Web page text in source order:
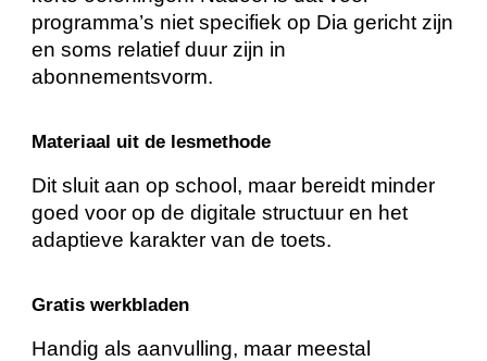
programma’s niet specifiek op Dia gericht zijn
en soms relatief duur zijn in
abonnementsvorm.
Materiaal uit de lesmethode
Dit sluit aan op school, maar bereidt minder
goed voor op de digitale structuur en het
adaptieve karakter van de toets.
Gratis werkbladen
Handig als aanvulling, maar meestal